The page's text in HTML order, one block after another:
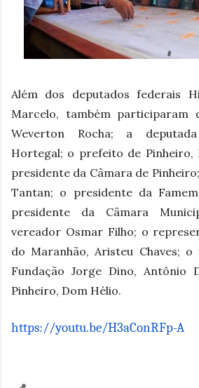
Além dos deputados federais
Marcelo, também participaram
Weverton Rocha; a
Hortegal; o prefeito de Pinheiro,
presidente da Câmara de
Tantan; o presidente da
presidente da Câmara
vereador Osmar Filho; o
do Maranhão, Aristeu Chaves;
Fundação Jorge Dino, Antônio
Pinheiro, Dom Hélio.
https://youtu.be/H3aConRFp-A